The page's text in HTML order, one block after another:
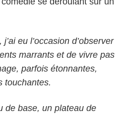
eu l’occasion d’observer
marrants et de vivre pas
parfois étonnantes,
touchantes.
de base, un plateau de